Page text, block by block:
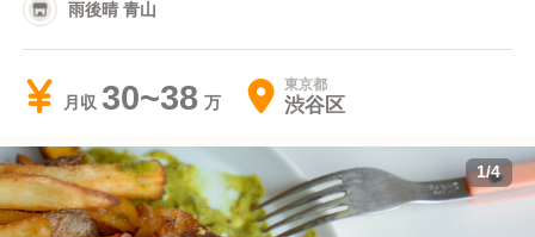
雨後晴 青山
月収 30~38 東京都
渋谷区
1/4